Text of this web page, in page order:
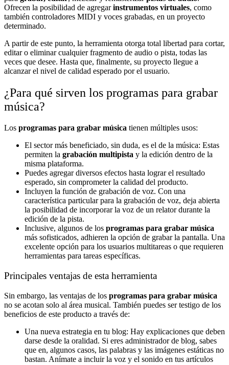
Ofrecen la posibilidad de agregarinstrumentos virtuales, como
también controladores MIDI y voces grabadas, en un proyecto
determinado.
A partir de este punto, la herramienta otorga total libertad para cortar,
editar o eliminar cualquier fragmento de audio o pista, todas las
veces que desee. Hasta que, finalmente, su proyecto llegue a
alcanzar el nivel de calidad esperado por el usuario.
¿Para qué sirven los programas para grabar
música?
Los programas para grabar música tienen múltiples usos:
El sector más beneficiado, sin duda, es el de la música: Estas
permiten la grabación multipista y la edición dentro de la
misma plataforma.
Puedes agregar diversos efectos hasta lograr el resultado
esperado, sin comprometer la calidad del producto.
Incluyen la función de grabación de voz. Con una
característica particular para la grabación de voz, deja abierta
la posibilidad de incorporar la voz de un relator durante la
edición de la pista.
Inclusive, algunos de los programas para grabar música
más sofisticados, adhieren la opción de grabar la pantalla. Una
excelente opción para los usuarios multitareas o que requieren
herramientas para tareas específicas.
Principales ventajas de esta herramienta
Sin embargo, las ventajas de los programas para grabar música
no se acotan solo al área musical. También puedes ser testigo de los
beneficios de este producto a través de:
Una nueva estrategia en tu blog: Hay explicaciones que deben
darse desde la oralidad. Si eres administrador de blog, sabes
que en, algunos casos, las palabras y las imágenes estáticas no
bastan. Anímate a incluir la voz y el sonido en tus artículos